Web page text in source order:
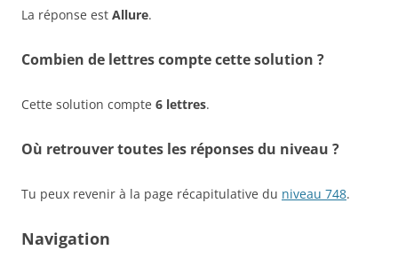
La réponse est Allure.
Combien de lettres compte cette solution ?
Cette solution compte 6 lettres.
Où retrouver toutes les réponses du niveau ?
Tu peux revenir à la page récapitulative du niveau 748.
Navigation